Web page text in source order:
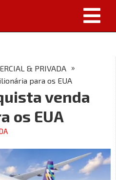
& PRIVADA »
para os EUA
venda
os EUA